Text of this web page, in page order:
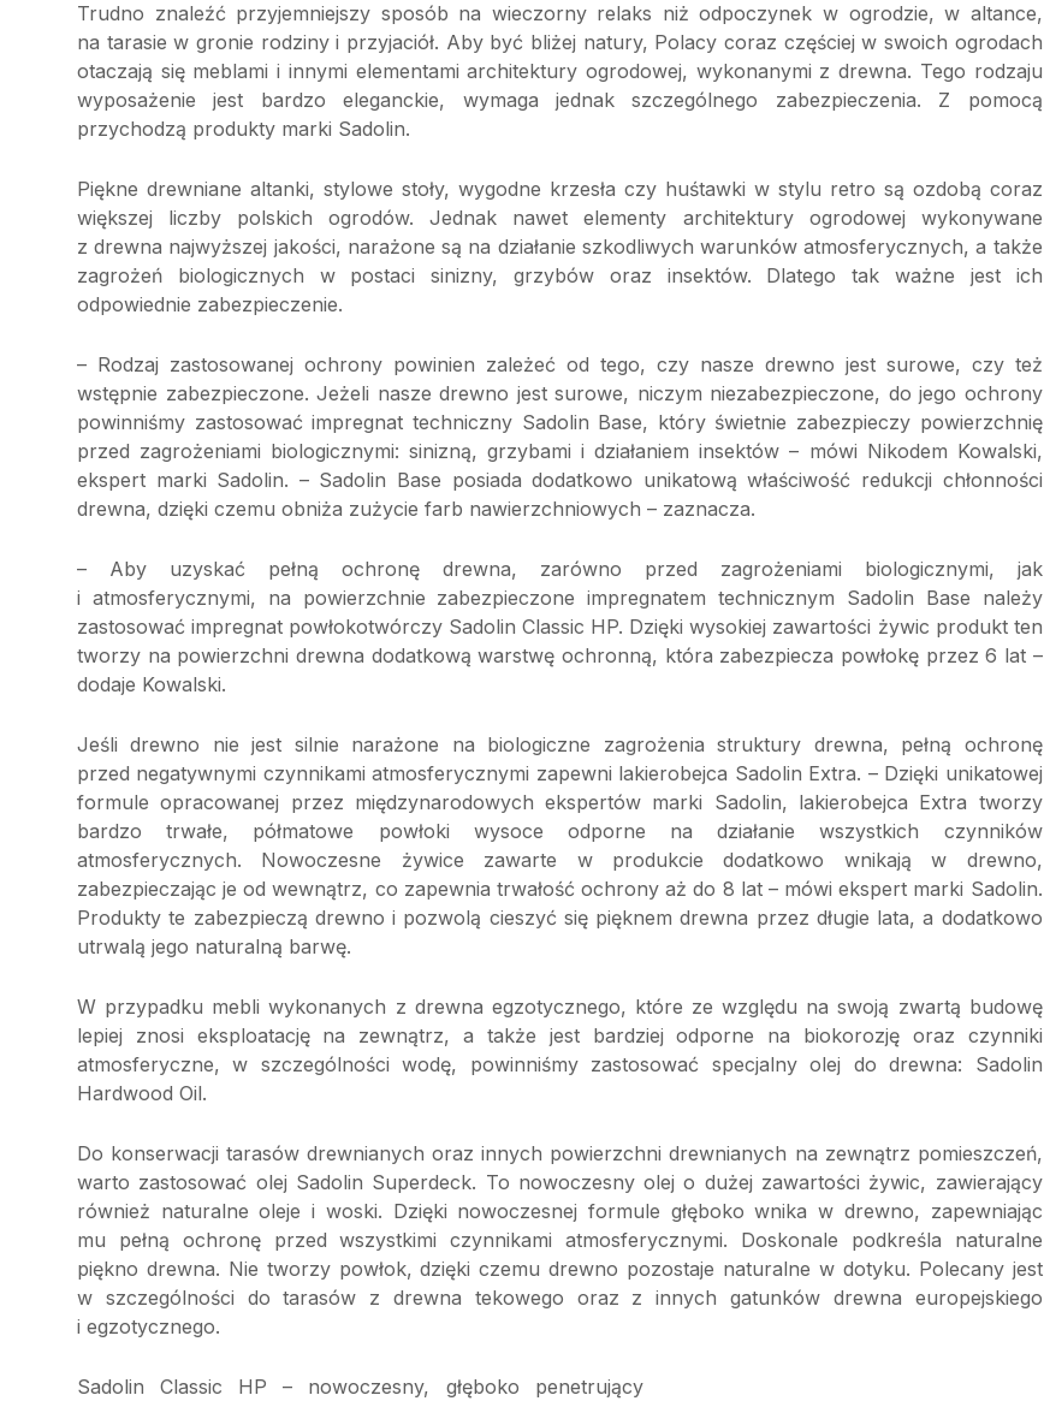
Trudno znaleźć przyjemniejszy sposób na wieczorny relaks niż odpoczynek w ogrodzie, w altance,
na tarasie w gronie rodziny i przyjaciół. Aby być bliżej natury, Polacy coraz częściej w swoich ogrodach
otaczają się meblami i innymi elementami architektury ogrodowej, wykonanymi z drewna. Tego rodzaju
wyposażenie jest bardzo eleganckie, wymaga jednak szczególnego zabezpieczenia. Z pomocą
przychodzą produkty marki Sadolin.
Piękne drewniane altanki, stylowe stoły, wygodne krzesła czy huśtawki w stylu retro są ozdobą coraz
większej liczby polskich ogrodów. Jednak nawet elementy architektury ogrodowej wykonywane
z drewna najwyższej jakości, narażone są na działanie szkodliwych warunków atmosferycznych, a także
zagrożeń biologicznych w postaci sinizny, grzybów oraz insektów. Dlatego tak ważne jest ich
odpowiednie zabezpieczenie.
– Rodzaj zastosowanej ochrony powinien zależeć od tego, czy nasze drewno jest surowe, czy też
wstępnie zabezpieczone. Jeżeli nasze drewno jest surowe, niczym niezabezpieczone, do jego ochrony
powinniśmy zastosować impregnat techniczny Sadolin Base, który świetnie zabezpieczy powierzchnię
przed zagrożeniami biologicznymi: sinizną, grzybami i działaniem insektów – mówi Nikodem Kowalski,
ekspert marki Sadolin. – Sadolin Base posiada dodatkowo unikatową właściwość redukcji chłonności
drewna, dzięki czemu obniża zużycie farb nawierzchniowych – zaznacza.
– Aby uzyskać pełną ochronę drewna, zarówno przed zagrożeniami biologicznymi, jak
i atmosferycznymi, na powierzchnie zabezpieczone impregnatem technicznym Sadolin Base należy
zastosować impregnat powłokotwórczy Sadolin Classic HP. Dzięki wysokiej zawartości żywic produkt ten
tworzy na powierzchni drewna dodatkową warstwę ochronną, która zabezpiecza powłokę przez 6 lat –
dodaje Kowalski.
Jeśli drewno nie jest silnie narażone na biologiczne zagrożenia struktury drewna, pełną ochronę
przed negatywnymi czynnikami atmosferycznymi zapewni lakierobejca Sadolin Extra. – Dzięki unikatowej
formule opracowanej przez międzynarodowych ekspertów marki Sadolin, lakierobejca Extra tworzy
bardzo trwałe, półmatowe powłoki wysoce odporne na działanie wszystkich czynników
atmosferycznych. Nowoczesne żywice zawarte w produkcie dodatkowo wnikają w drewno,
zabezpieczając je od wewnątrz, co zapewnia trwałość ochrony aż do 8 lat – mówi ekspert marki Sadolin.
Produkty te zabezpieczą drewno i pozwolą cieszyć się pięknem drewna przez długie lata, a dodatkowo
utrwalą jego naturalną barwę.
W przypadku mebli wykonanych z drewna egzotycznego, które ze względu na swoją zwartą budowę
lepiej znosi eksploatację na zewnątrz, a także jest bardziej odporne na biokorozję oraz czynniki
atmosferyczne, w szczególności wodę, powinniśmy zastosować specjalny olej do drewna: Sadolin
Hardwood Oil.
Do konserwacji tarasów drewnianych oraz innych powierzchni drewnianych na zewnątrz pomieszczeń,
warto zastosować olej Sadolin Superdeck. To nowoczesny olej o dużej zawartości żywic, zawierający
również naturalne oleje i woski. Dzięki nowoczesnej formule głęboko wnika w drewno, zapewniając
mu pełną ochronę przed wszystkimi czynnikami atmosferycznymi. Doskonale podkreśla naturalne
piękno drewna. Nie tworzy powłok, dzięki czemu drewno pozostaje naturalne w dotyku. Polecany jest
w szczególności do tarasów z drewna tekowego oraz z innych gatunków drewna europejskiego
i egzotycznego.
Sadolin Classic HP – nowoczesny, głęboko penetrujący